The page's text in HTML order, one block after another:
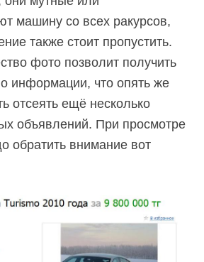
машину со всех ракурсов,
также стоит пропустить.
фото позволит получить
информации, что опять же
отсеять ещё несколько
объявлений. При просмотре
обратить внимание вот